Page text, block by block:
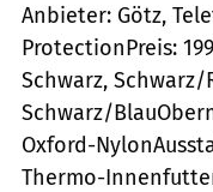
Anbieter: Götz,
ProtectionPreis:
Schwarz, Schwarz/
Schwarz/
Oxford-
Thermo-